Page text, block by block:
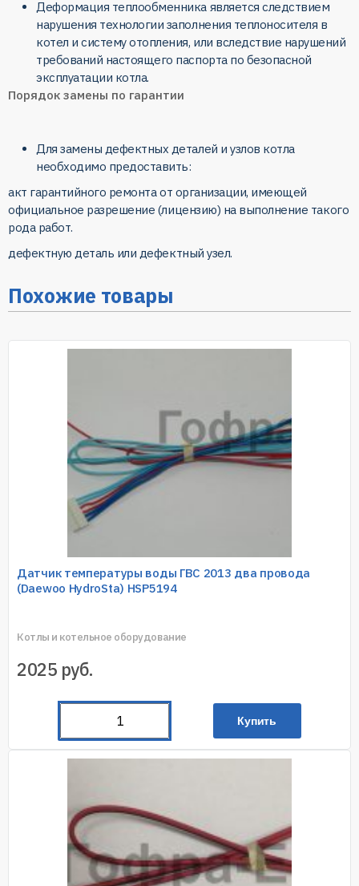
Деформация теплообменника является следствием
нарушения технологии заполнения теплоносителя в
котел и систему отопления, или вследствие нарушений
требований настоящего паспорта по безопасной
эксплуатации котла.
Порядок замены по гарантии
Для замены дефектных деталей и узлов котла
необходимо предоставить:
акт гарантийного ремонта от организации, имеющей
официальное разрешение (лицензию) на выполнение такого
рода работ.
дефектную деталь или дефектный узел.
Похожие товары
Датчик температуры воды ГВС 2013 два провода
(Daewoo HydroSta) HSP5194
Котлы и котельное оборудование
2025 руб.
Купить